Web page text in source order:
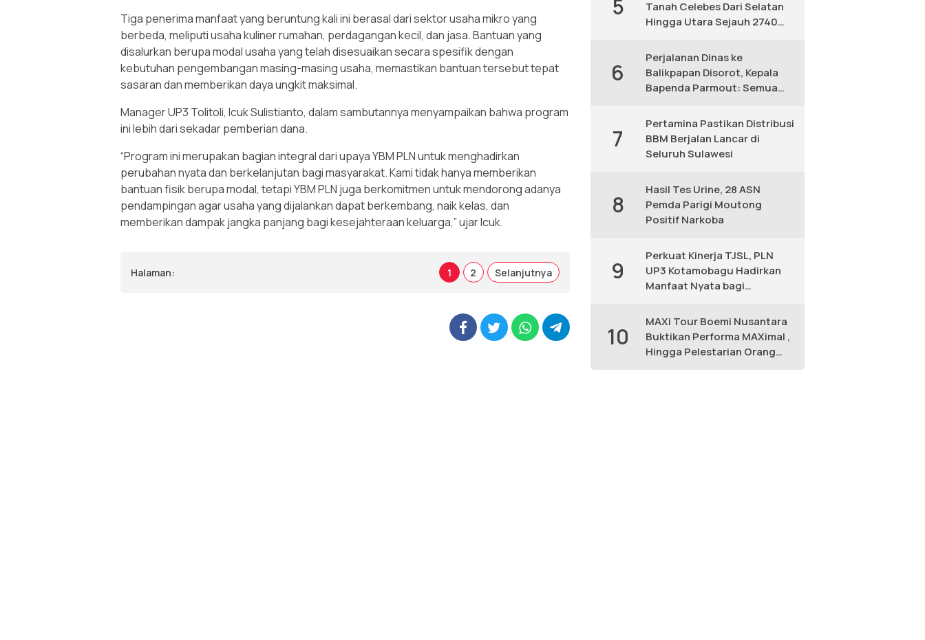
Tiga penerima manfaat yang beruntung kali ini berasal dari sektor usaha mikro yang
berbeda, meliputi usaha kuliner rumahan, perdagangan kecil, dan jasa. Bantuan yang
disalurkan berupa modal usaha yang telah disesuaikan secara spesifik dengan
kebutuhan pengembangan masing-masing usaha, memastikan bantuan tersebut tepat
sasaran dan memberikan daya ungkit maksimal.
Manager UP3 Tolitoli, Icuk Sulistianto, dalam sambutannya menyampaikan bahwa program
ini lebih dari sekadar pemberian dana.
“Program ini merupakan bagian integral dari upaya YBM PLN untuk menghadirkan
perubahan nyata dan berkelanjutan bagi masyarakat. Kami tidak hanya memberikan
bantuan fisik berupa modal, tetapi YBM PLN juga berkomitmen untuk mendorong adanya
pendampingan agar usaha yang dijalankan dapat berkembang, naik kelas, dan
memberikan dampak jangka panjang bagi kesejahteraan keluarga,” ujar Icuk.
Halaman: 1 2 Selanjutnya
5
Tanah Celebes Dari Selatan
Hingga Utara Sejauh 2740
6
Perjalanan Dinas ke
Balikpapan Disorot, Kepala
Bapenda Parmout: Semua
7
Pertamina Pastikan Distribusi
BBM Berjalan Lancar di
Seluruh Sulawesi
8
Hasil Tes Urine, 28 ASN
Pemda Parigi Moutong
Positif Narkoba
9
Perkuat Kinerja TJSL, PLN
UP3 Kotamobagu Hadirkan
Manfaat Nyata bagi
10
MAXi Tour Boemi Nusantara
Buktikan Performa MAXimal ,
Hingga Pelestarian Orang